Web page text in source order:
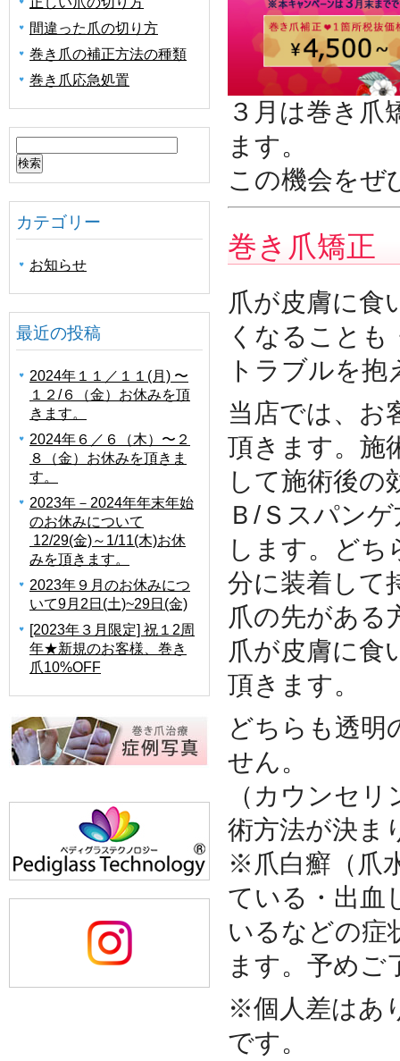
３月は巻き爪
ます。
この機会をぜ
巻き爪矯
爪が皮膚に食
くなることも
トラブルを
当店では、お
頂きます。施
して施術後の
Ｂ/Ｓスパン
します。どち
分に装着して
爪の先がある
爪が皮膚に食
頂きます。
どちらも透明
せん。
（カウンセ
術方法が決ま
※爪白癬（爪
ている・出血
いるなどの症
ます。予めご
※個人差はあ
です。
間違った爪の切り方
巻き爪の補正方法の種類
巻き爪応急処置
索:
カテゴリー
お知らせ
最近の投稿
2024年１１／１１(月) 〜
１２/６（金）お休みを頂
きます。
2024年６／６（木）〜２
８（金）お休みを頂きま
す。
2023年－2024年年末年始
のお休みについて
12/29(金)～1/11(木)お休
みを頂きます。
2023年９月のお休みにつ
いて9月2日(土)~29日(金)
[2023年３月限定] 祝１2周
年★新規のお客様、巻き
爪10%OFF